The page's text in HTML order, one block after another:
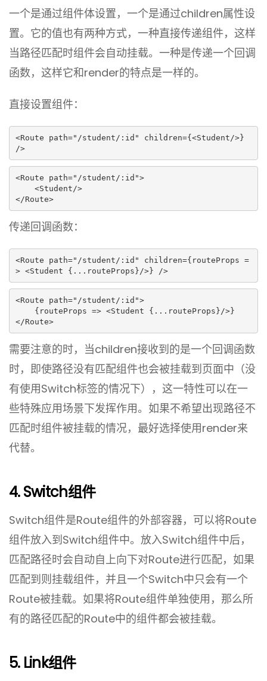
一个是通过组件体设置，一个是通过children属性设
置。它的值也有两种方式，一种直接传递组件，这样
当路径匹配时组件会自动挂载。一种是传递一个回调
函数，这样它和render的特点是一样的。
直接设置组件：
<Route path="/student/:id" children={<Student/>}
/>
<Route path="/student/:id">
</Route>
传递回调函数：
<Route path="/student/:id" children={routeProps =
> <Student {...routeProps}/>} />
<Route path="/student/:id">
</Route>
需要注意的时，当children接收到的是一个回调函数
时，即使路径没有匹配组件也会被挂载到页面中（没
有使用Switch标签的情况下），这一特性可以在一
些特殊应用场景下发挥作用。如果不希望出现路径不
匹配时组件被挂载的情况，最好选择使用render来
代替。
4. Switch组件
Switch组件是Route组件的外部容器，可以将Route
组件放入到Switch组件中。放入Switch组件中后，
匹配路径时会自动自上向下对Route进行匹配，如果
匹配到则挂载组件，并且一个Switch中只会有一个
Route被挂载。如果将Route组件单独使用，那么所
有的路径匹配的Route中的组件都会被挂载。
5. Link组件